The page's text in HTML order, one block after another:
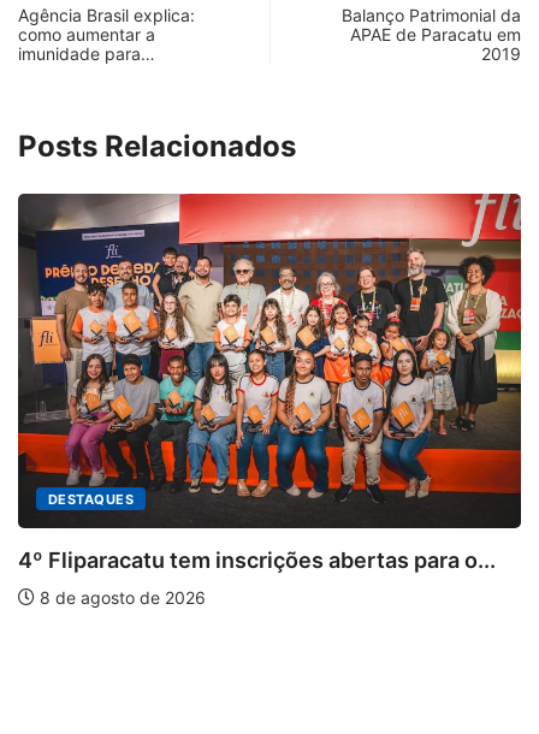
Agência Brasil explica:
como aumentar a
imunidade para…
Balanço Patrimonial da
APAE de Paracatu em
2019
Posts Relacionados
DESTAQUES
4º Fliparacatu tem inscrições abertas para o...
8 de agosto de 2026